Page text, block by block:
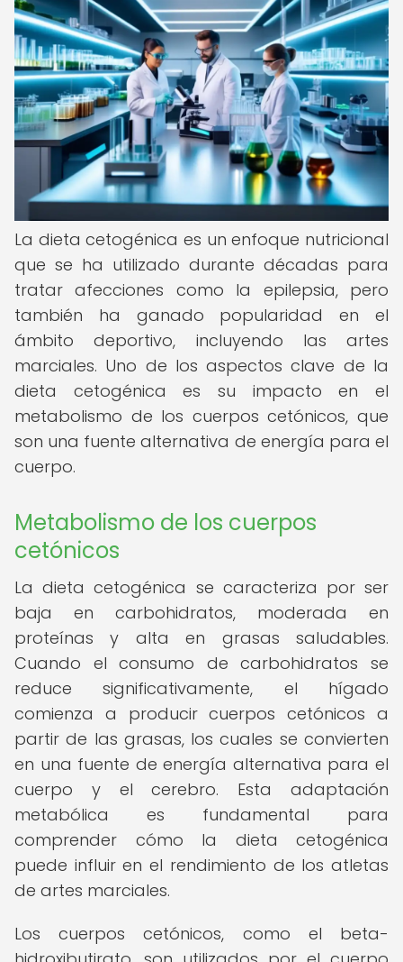
La dieta cetogénica es un enfoque nutricional
que se ha utilizado durante décadas para
tratar afecciones como la epilepsia, pero
también ha ganado popularidad en el
ámbito deportivo, incluyendo las artes
marciales. Uno de los aspectos clave de la
dieta cetogénica es su impacto en el
metabolismo de los cuerpos cetónicos, que
son una fuente alternativa de energía para el
cuerpo.
Metabolismo de los cuerpos
cetónicos
La dieta cetogénica se caracteriza por ser
baja en carbohidratos, moderada en
proteínas y alta en grasas saludables.
Cuando el consumo de carbohidratos se
reduce significativamente, el hígado
comienza a producir cuerpos cetónicos a
partir de las grasas, los cuales se convierten
en una fuente de energía alternativa para el
cuerpo y el cerebro. Esta adaptación
metabólica es fundamental para
comprender cómo la dieta cetogénica
puede influir en el rendimiento de los atletas
de artes marciales.
Los cuerpos cetónicos, como el beta-